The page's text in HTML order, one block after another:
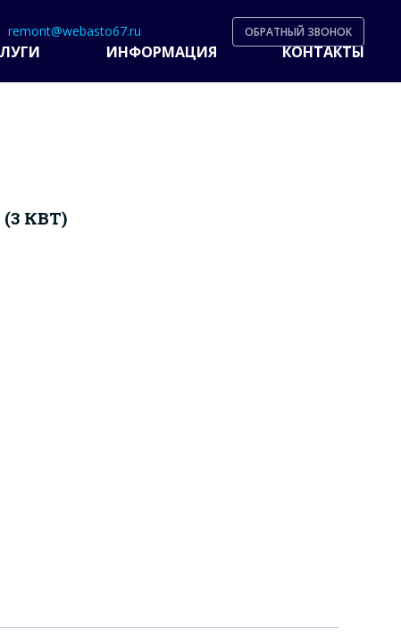
remont@webasto67.ru ОБРАТНЫЙ ЗВОНОК
ИНФОРМАЦИЯ КОНТАКТЫ
КВТ)